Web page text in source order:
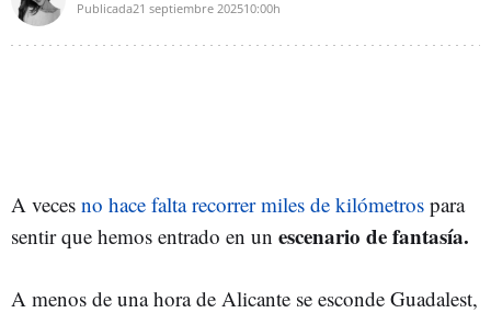
Publicada21 septiembre 202510:00h
A veces no hace falta recorrer miles de kilómetros para
sentir que hemos entrado en un escenario de fantasía.
A menos de una hora de Alicante se esconde Guadalest,